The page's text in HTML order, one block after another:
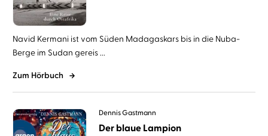
Navid Kermani ist vom Süden Madagaskars bis in die Nuba-
Berge im Sudan gereis ...
Zum Hörbuch
Dennis Gastmann
Der blaue Lampion